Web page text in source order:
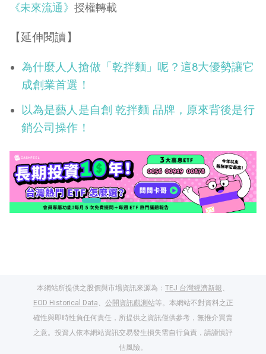
《未來流通》 授權轉載
【延伸閱讀】
為什麼人人搶做「乾拌麵」呢？這8大優勢讓它
成創業首選！
以為是藝人是自創 乾拌麵 品牌，原來背後是行
銷公司操作！
本網站所提供之股價與市場資訊來源為： TEJ 台灣經濟新報、
EOD Historical Data、 公開資訊觀測站等。本網站不對資料之正
確性與即時性負任何責任，所提供之資訊僅供參考，無推介買賣
之意。投資人依本網站資訊交易發生損失需自行負責，請謹慎評
估風險。